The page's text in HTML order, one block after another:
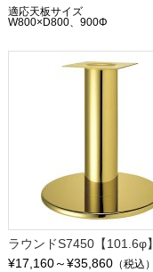
適応天板サイズ
W800×D800、900Φ
ラウンドS7450【101.6φ】
¥17,160～¥35,860（税込）